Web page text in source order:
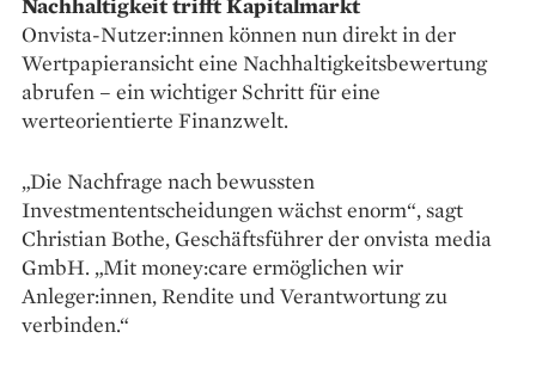
Onvista-Nutzer:innen können nun direkt in der
Wertpapieransicht eine Nachhaltigkeitsbewertung
abrufen – ein wichtiger Schritt für eine
werteorientierte Finanzwelt.
„Die Nachfrage nach bewussten
Investmententscheidungen wächst enorm“, sagt
Christian Bothe, Geschäftsführer der onvista media
GmbH. „Mit money:care ermöglichen wir
Anleger:innen, Rendite und Verantwortung zu
verbinden.“